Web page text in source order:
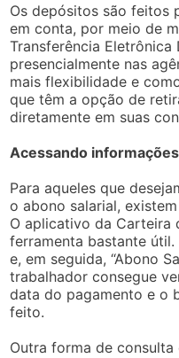
Os depósitos são feitos
em conta, por meio de
Transferência Eletrônica
presencialmente nas
mais flexibilidade e
que têm a opção de
diretamente em suas
Acessando
Para aqueles que
o abono salarial,
O aplicativo da Carteira
ferramenta bastante útil.
e, em seguida, “Abono
trabalhador consegue
data do pagamento e o
feito.
Outra forma de